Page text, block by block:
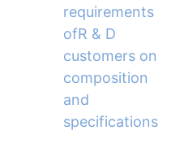
requirements
ofR & D
customers on
composition
and
specifications